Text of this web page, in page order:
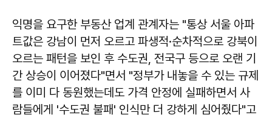
익명을 요구한 부동산 업계 관계자는 "통상 서울 아파
트값은 강남이 먼저 오르고 파생적·순차적으로 강북이
오르는 패턴을 보인 후 수도권, 전국구 등으로 오랜 기
간 상승이 이어졌다"면서 "정부가 내놓을 수 있는 규제
를 이미 다 동원했는데도 가격 안정에 실패하면서 사
람들에게 '수도권 불패' 인식만 더 강하게 심어줬다"고